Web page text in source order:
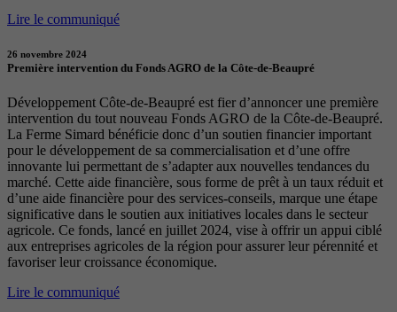
Lire le communiqué
26 novembre 2024
Première intervention du Fonds AGRO de la Côte-de-Beaupré
Développement Côte-de-Beaupré est fier d’annoncer une première
intervention du tout nouveau Fonds AGRO de la Côte-de-Beaupré.
La Ferme Simard bénéficie donc d’un soutien financier important
pour le développement de sa commercialisation et d’une offre
innovante lui permettant de s’adapter aux nouvelles tendances du
marché. Cette aide financière, sous forme de prêt à un taux réduit et
d’une aide financière pour des services-conseils, marque une étape
significative dans le soutien aux initiatives locales dans le secteur
agricole. Ce fonds, lancé en juillet 2024, vise à offrir un appui ciblé
aux entreprises agricoles de la région pour assurer leur pérennité et
favoriser leur croissance économique.
Lire le communiqué